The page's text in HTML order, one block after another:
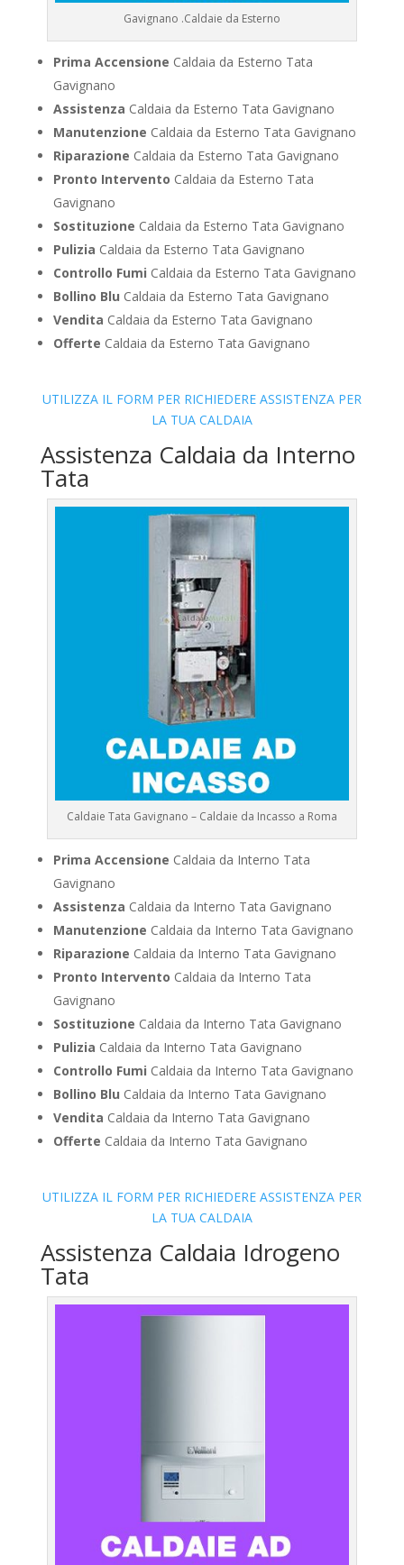
Gavignano .Caldaie da Esterno
Prima Accensione Caldaia da Esterno Tata
Gavignano
Assistenza Caldaia da Esterno Tata Gavignano
Manutenzione Caldaia da Esterno Tata Gavignano
Riparazione Caldaia da Esterno Tata Gavignano
Pronto Intervento Caldaia da Esterno Tata
Gavignano
Sostituzione Caldaia da Esterno Tata Gavignano
Pulizia Caldaia da Esterno Tata Gavignano
Controllo Fumi Caldaia da Esterno Tata Gavignano
Bollino Blu Caldaia da Esterno Tata Gavignano
Vendita Caldaia da Esterno Tata Gavignano
Offerte Caldaia da Esterno Tata Gavignano
UTILIZZA IL FORM PER RICHIEDERE ASSISTENZA PER
LA TUA CALDAIA
Assistenza Caldaia da Interno
Tata
Caldaie Tata Gavignano – Caldaie da Incasso a Roma
Prima Accensione Caldaia da Interno Tata
Gavignano
Assistenza Caldaia da Interno Tata Gavignano
Manutenzione Caldaia da Interno Tata Gavignano
Riparazione Caldaia da Interno Tata Gavignano
Pronto Intervento Caldaia da Interno Tata
Gavignano
Sostituzione Caldaia da Interno Tata Gavignano
Pulizia Caldaia da Interno Tata Gavignano
Controllo Fumi Caldaia da Interno Tata Gavignano
Bollino Blu Caldaia da Interno Tata Gavignano
Vendita Caldaia da Interno Tata Gavignano
Offerte Caldaia da Interno Tata Gavignano
UTILIZZA IL FORM PER RICHIEDERE ASSISTENZA PER
LA TUA CALDAIA
Assistenza Caldaia Idrogeno
Tata